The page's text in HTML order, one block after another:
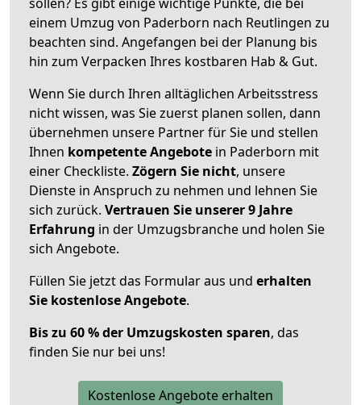
einem Umzug von Paderborn nach Reutlingen zu
beachten sind. Angefangen bei der Planung bis
hin zum Verpacken Ihres kostbaren Hab & Gut.
Wenn Sie durch Ihren alltäglichen Arbeitsstress
nicht wissen, was Sie zuerst planen sollen, dann
übernehmen unsere Partner für Sie und stellen
Ihnen kompetente Angebote in Paderborn mit
einer Checkliste. Zögern Sie nicht, unsere
Dienste in Anspruch zu nehmen und lehnen Sie
sich zurück. Vertrauen Sie unserer 9 Jahre
Erfahrung in der Umzugsbranche und holen Sie
sich Angebote.
Füllen Sie jetzt das Formular aus und erhalten
Sie kostenlose Angebote.
Bis zu 60 % der Umzugskosten sparen, das
finden Sie nur bei uns!
Kostenlose Angebote erhalten